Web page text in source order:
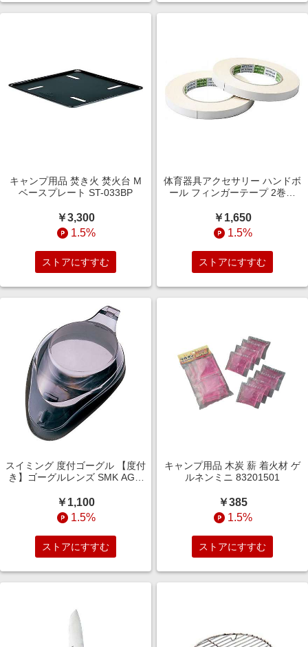
キャンプ用品 焚き火 焚火台 M
ベースプレート ST-033BP
￥3,300
1.5%
ストアにすすむ
体育器具アクセサリー ハンドボ
ール フィンガーテープ 2巻入
￥1,650
1.5%
ストアにすすむ
スイミング 度付ゴーグル 【度付
き】ゴーグルレンズ SMK AGL-
￥1,100
1.5%
ストアにすすむ
キャンプ用品 木炭 薪 着火材 ゲ
ルネンミニ 83201501
￥385
1.5%
ストアにすすむ